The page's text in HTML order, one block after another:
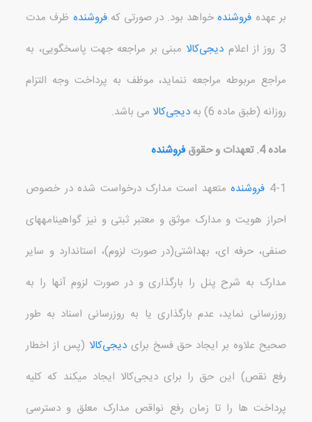
بر عهده فروشندهخواهد بود. در صورتی کهفروشنده ظرف مدت
3 روز از اعلام دیجی‌کالا مبنی بر مراجعه جهت پاسخگویی، به
مراجع مربوطه مراجعه ننماید، موظف به پرداخت وجه التزام
روزانه (طبق ماده 6) بهدیجی‌کالا می باشد.
ماده4. تعهدات و حقوقفروشنده
4-1 فروشنده متعهد است مدارک درخواست شده در خصوص
احراز هویت و مدارک موثق و معتبر ثبتی و نیز گواهینامههای
صنفی، حرفه ای، بهداشتی(در صورت لزوم)، استاندارد و سایر
مدارک به شرح پنل را بارگذاری و در صورت لزوم آنها را به
روزرسانی نماید، عدم بارگذاری یا به روزرسانی اسناد به طور
صحیح علاوه بر ایجاد حق فسخ برایدیجی‌کالا (پس از اخطار
رفع نقص) این حق را برای دیجی‌کالا ایجاد میکند که کلیه
پرداخت ها را تا زمان رفع نواقص مدارک معلق و دسترسی